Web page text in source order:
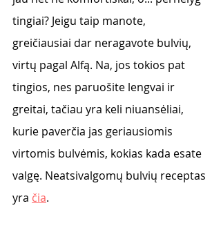
tingiai? Jeigu taip manote,
greičiausiai dar neragavote bulvių,
virtų pagal Alfą. Na, jos tokios pat
tingios, nes paruošite lengvai ir
greitai, tačiau yra keli niuansėliai,
kurie paverčia jas geriausiomis
virtomis bulvėmis, kokias kada esate
valgę. Neatsivalgomų bulvių receptas
yra čia.